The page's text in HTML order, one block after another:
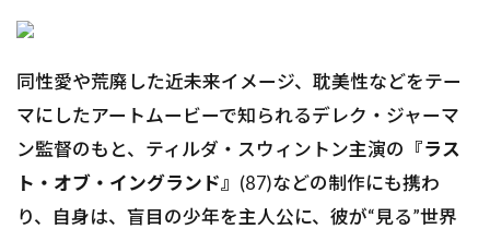
同性愛や荒廃した近未来イメージ、耽美性などをテー
マにしたアートムービーで知られるデレク・ジャーマ
ン監督のもと、ティルダ・スウィントン主演の 『ラス
ト・オブ・イングランド』 (87)などの制作にも携わ
り、自身は、盲目の少年を主人公に、彼が“見る”世界